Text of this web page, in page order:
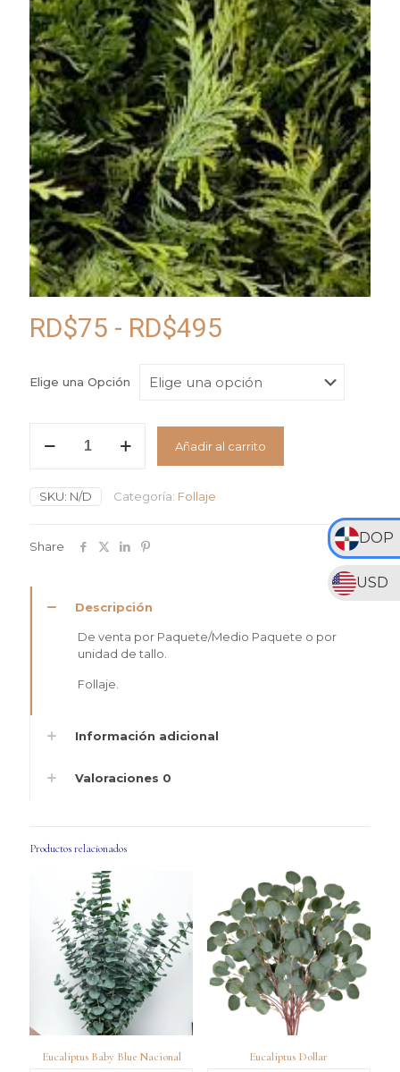
DOP
USD
RD$75 - RD$495
precios:
RD$75
hasta
Elige una Opción
Manzana
Añadir al carrito
SKU: N/D Categoría: Follaje
Share
Descripción
De venta por Paquete/Medio Paquete o por
unidad de tallo.
Follaje.
Información adicional
Valoraciones 0
Productos relacionados
Eucaliptus Baby Blue Nacional Eucaliptus Dollar